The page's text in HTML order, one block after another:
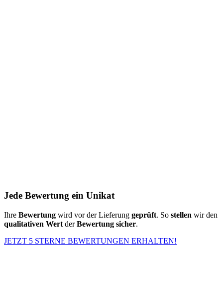
Jede Bewertung ein Unikat
Ihre Bewertung wird vor der Lieferung geprüft. So stellen wir den
qualitativen Wert derBewertung sicher.
JETZT 5 STERNE BEWERTUNGEN ERHALTEN!